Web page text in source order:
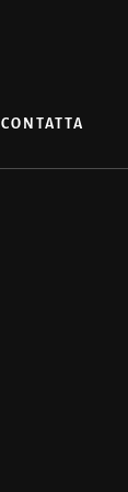
CONTATTA